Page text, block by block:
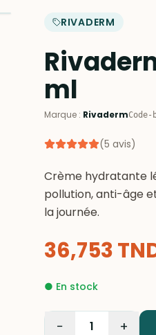
RIVADERM
ml
Marque : Rivaderm
(5 avis)
Crème hydratante
pollution, anti-âge
la journée.
36,753
● En stock
− 1 +